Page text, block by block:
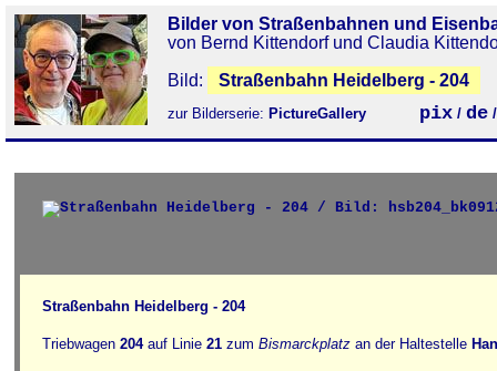
Bilder von Straßenbahnen und
von Bernd Kittendorf und Claudia
Bild:
Straßenbahn Heidelberg - 204
zur Bilderserie: PictureGallery pix / de
Straßenbahn Heidelberg - 204
Triebwagen 204auf Linie 21 zum Bismarckplatz an der Haltestelle